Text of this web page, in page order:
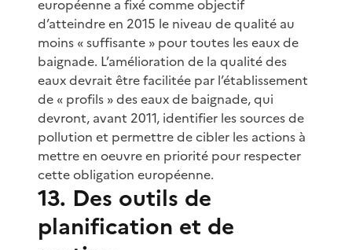
européenne a fixé comme objectif
d’atteindre en 2015 le niveau de qualité au
moins « suffisante » pour toutes les eaux de
baignade. L’amélioration de la qualité des
eaux devrait être facilitée par l’établissement
de « profils » des eaux de baignade, qui
devront, avant 2011, identifier les sources de
pollution et permettre de cibler les actions à
mettre en oeuvre en priorité pour respecter
cette obligation européenne.
13. Des outils de
planification et de